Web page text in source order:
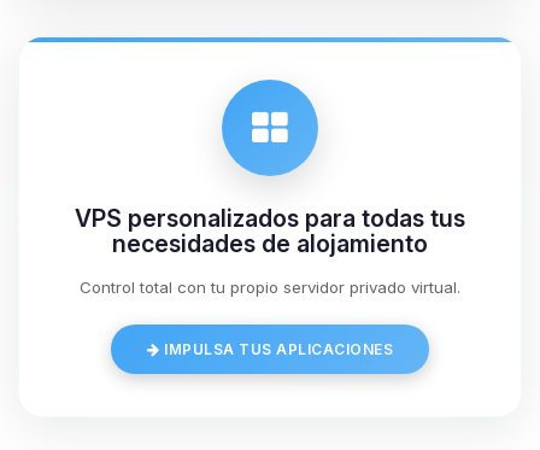
VPS personalizados para todas tus
necesidades de alojamiento
Control total con tu propio servidor privado virtual.
IMPULSA TUS APLICACIONES